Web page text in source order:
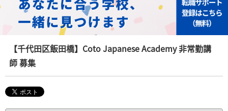
【千代田区飯田橋】Coto Japanese Academy 非常勤講
師 募集